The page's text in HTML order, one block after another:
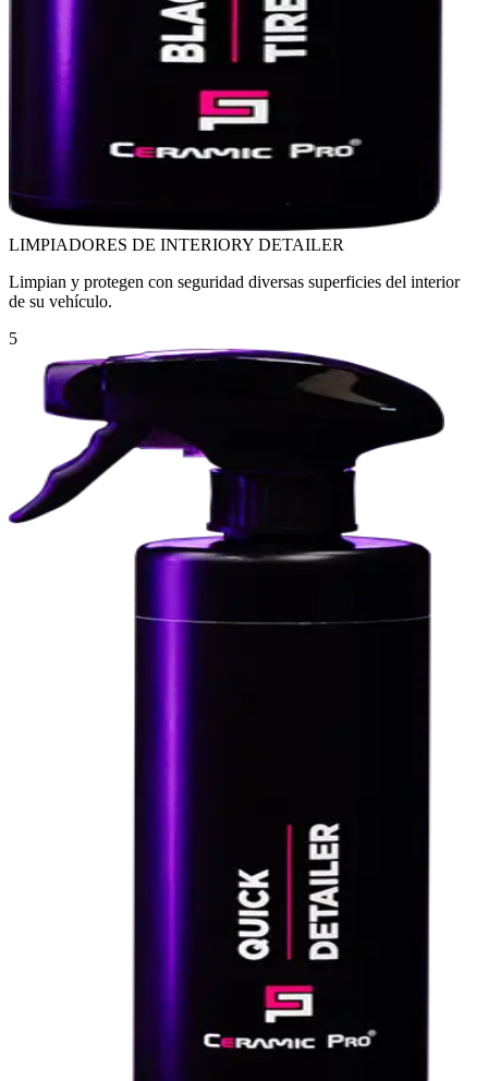
LIMPIADORES DE INTERIORY DETAILER
Limpian y protegen con seguridad diversas superficies del interior
de su vehículo.
5